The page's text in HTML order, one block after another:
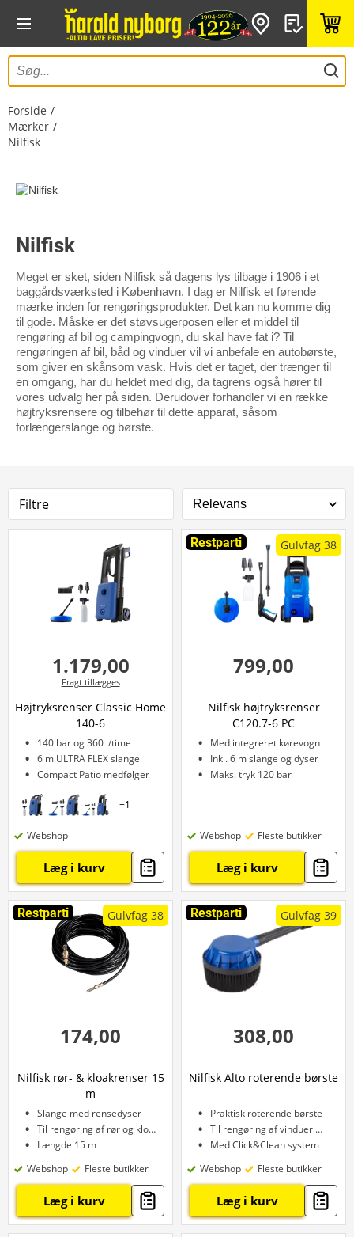
Forside
Mærker
Nilfisk
Nilfisk
Meget er sket, siden Nilfisk så dagens lys tilbage i 1906 i et
baggårdsværksted i København. I dag er Nilfisk et førende
mærke inden for rengøringsprodukter. Det kan nu komme dig
til gode. Måske er det støvsugerposen eller et middel til
rengøring af bil og campingvogn, du skal have fat i? Til
rengøringen af bil, båd og vinduer vil vi anbefale en autobørste,
som giver en skånsom vask. Hvis det er taget, der trænger til
en omgang, har du heldet med dig, da tagrens også hører til
vores udvalg her på siden. Derudover forhandler vi en række
højtryksrensere og tilbehør til dette apparat, såsom
forlængerslange og børste.
Filtre
1.179,00
Fragt tillægges
Højtryksrenser Classic Home
140-6
140 bar og 360 l/time
6 m ULTRA FLEX slange
Compact Patio medfølger
+1
Webshop
Læg i kurv
Restparti Gulvfag 38
799,00
Nilfisk højtryksrenser
C120.7-6 PC
Med integreret kørevogn
Inkl. 6 m slange og dyser
Maks. tryk 120 bar
Webshop Fleste butikker
Læg i kurv
Restparti Gulvfag 38
174,00
Nilfisk rør- & kloakrenser 15
m
Slange med rensedyser
Til rengøring af rør og kloak
Længde 15 m
Webshop
Fleste butikker
Læg i kurv
Restparti Gulvfag 39
308,00
Nilfisk Alto roterende børste
Praktisk roterende børste
Til rengøring af vinduer m.m.
Med Click&Clean system
Webshop
Fleste butikker
Læg i kurv